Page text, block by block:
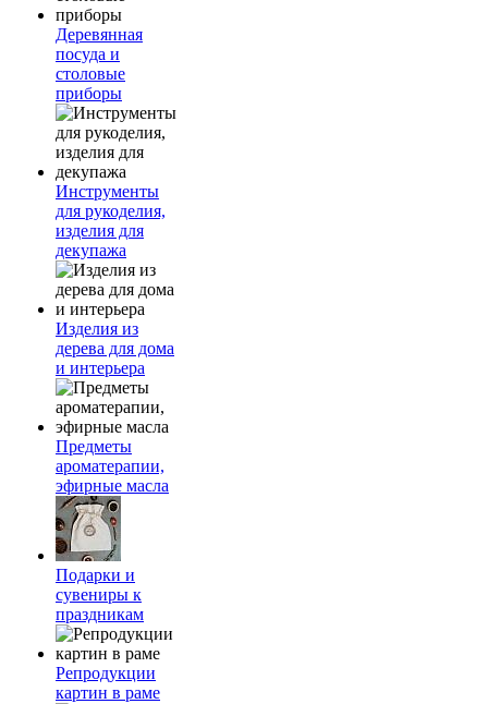
Деревянная
посуда и
столовые
приборы
Инструменты
для рукоделия,
изделия для
декупажа
Изделия из
дерева для дома
и интерьера
Предметы
ароматерапии,
эфирные масла
Подарки и
сувениры к
праздникам
Репродукции
картин в раме